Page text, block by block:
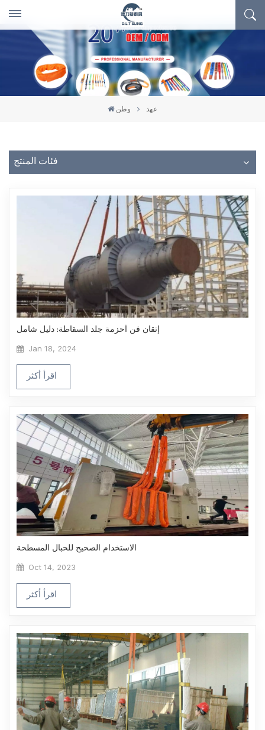
وطن عهد
فئات المنتج
إتقان فن أحزمة جلد السقاطة: دليل شامل
Jan 18, 2024
اقرأ أكثر
الاستخدام الصحيح للحبال المسطحة
Oct 14, 2023
اقرأ أكثر